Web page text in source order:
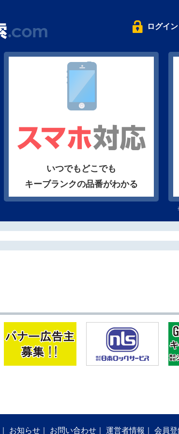
ログイン
いつでもどこでも
キーブランクの品番がわかる
お知らせ お問い合わせ 運営者情報 会員登